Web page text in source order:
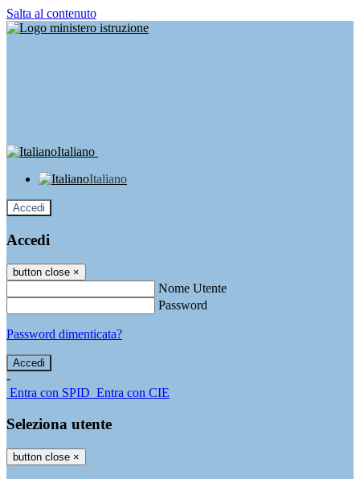
Salta al contenuto
Italiano
Italiano
Accedi
Accedi
button close ×
Nome Utente
Password
Password dimenticata?
-
Entra con SPID Entra con CIE
Seleziona utente
button close ×